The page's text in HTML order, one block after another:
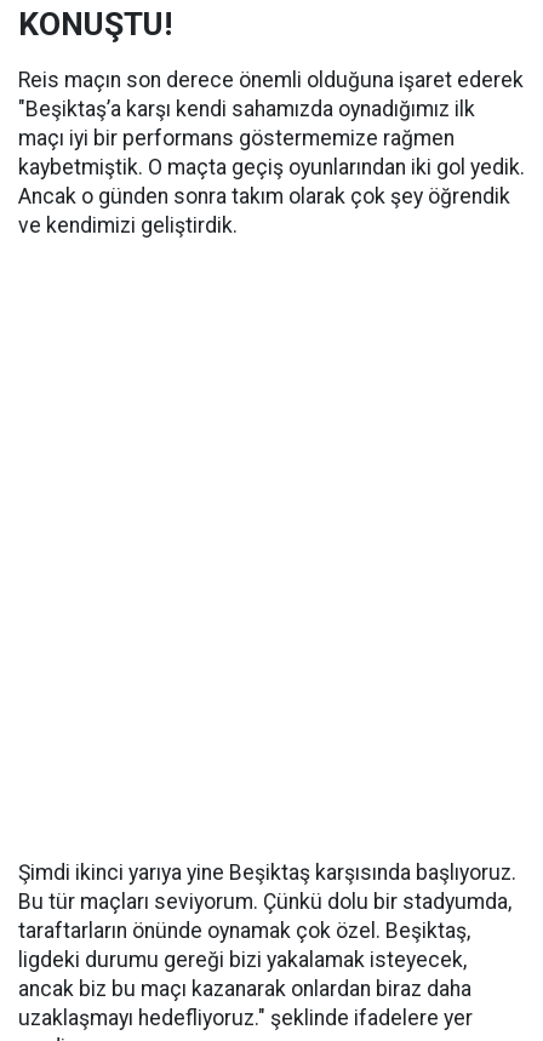
KONUŞTU!
Reis maçın son derece önemli olduğuna işaret ederek
"Beşiktaş’a karşı kendi sahamızda oynadığımız ilk
maçı iyi bir performans göstermemize rağmen
kaybetmiştik. O maçta geçiş oyunlarından iki gol yedik.
Ancak o günden sonra takım olarak çok şey öğrendik
ve kendimizi geliştirdik.
Şimdi ikinci yarıya yine Beşiktaş karşısında başlıyoruz.
Bu tür maçları seviyorum. Çünkü dolu bir stadyumda,
taraftarların önünde oynamak çok özel. Beşiktaş,
ligdeki durumu gereği bizi yakalamak isteyecek,
ancak biz bu maçı kazanarak onlardan biraz daha
uzaklaşmayı hedefliyoruz." şeklinde ifadelere yer